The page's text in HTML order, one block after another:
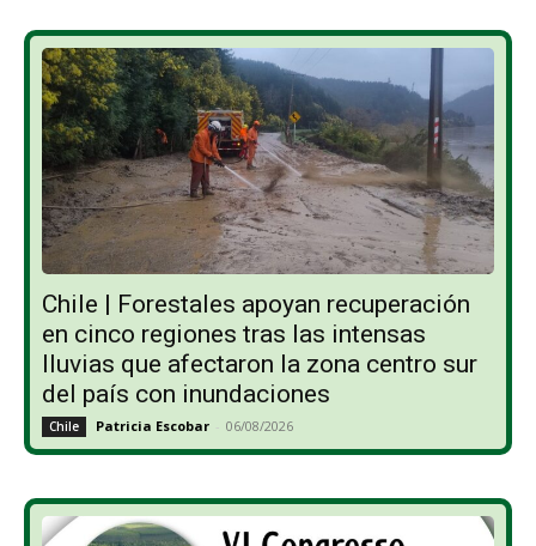
Chile | Forestales apoyan recuperación
en cinco regiones tras las intensas
lluvias que afectaron la zona centro sur
del país con inundaciones
Chile Patricia Escobar - 06/08/2026